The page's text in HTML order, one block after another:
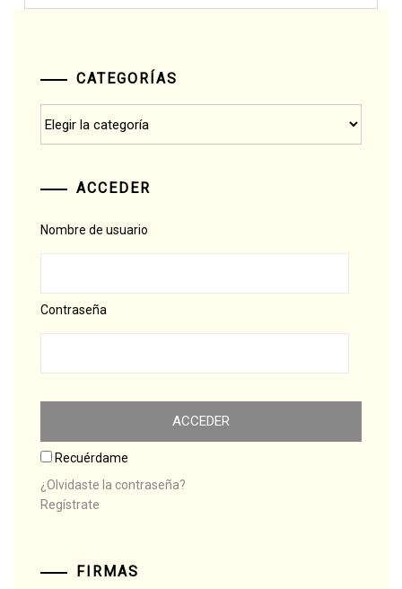
CATEGORÍAS
ACCEDER
Nombre de usuario
Contraseña
Recuérdame
¿Olvidaste la contraseña?
Regístrate
FIRMAS